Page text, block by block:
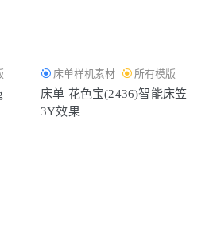
床单样机素材 所有模版
床单 花色宝(2436)智能床笠
3Y效果